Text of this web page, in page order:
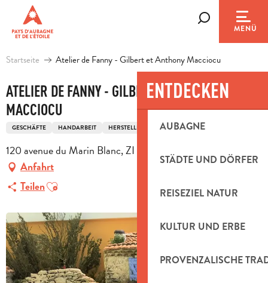
contenu
principal
MENÜ
ENTDECKEN
AUBAGNE
STÄDTE UND DÖRFER
REISEZIEL NATUR
KULTUR UND ERBE
PROVENZALISCHE
Startseite Atelier de Fanny - Gilbert et Anthony Macciocu
ATELIER DE FANNY - GILBERT ET ANTHONY
MACCIOCU
GESCHÄFTE HANDARBEIT HERSTELLER VON KRIPPEFIGUREN
120 avenue du Marin Blanc, ZI les paluds, 13400 Aubagne
Anfahrt
TeilenAjouter aux favoris